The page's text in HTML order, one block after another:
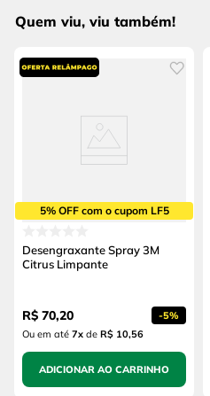
Quem viu, viu também!
5% OFF com o cupom LF5
Desengraxante Spray 3M
Citrus Limpante
R$ 70,20 -5%
Ou em até 7x de R$ 10,56
ADICIONAR AO CARRINHO